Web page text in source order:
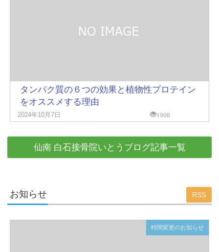
タンパク質の６つの効果と植物性プロテイン
をオススメする理由
2024年10月7日 1908
仙南 白石接骨院いとうブログ記事一覧
お知らせ RSS
時間変更のお知らせ